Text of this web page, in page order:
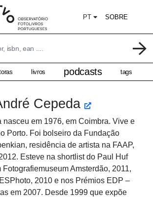
PT SOBRE
livros podcasts tags
Cepeda
nasceu em 1976, em Coimbra. Vive e
Porto. Foi bolseiro da Fundação
residência de artista na FAAP,
Esteve na shortlist do Paul Huf
Fotografiemuseum Amsterdão, 2011,
2010 e nos Prémios EDP –
em 2007. Desde 1999 que expõe